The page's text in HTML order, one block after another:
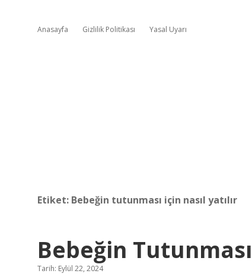
Anasayfa Gizlilik Politikası Yasal Uyarı
Etiket: Bebeğin tutunması için nasıl yatılır
Bebeğin
Tarih: Eylül 22, 2024